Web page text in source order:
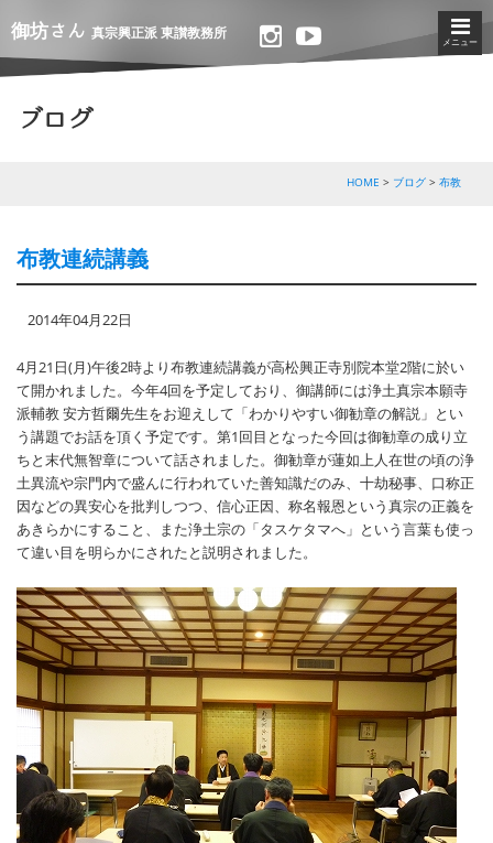
メニュー
御坊さん 真宗興正派 東讃教務所
ブログ
HOME ブログ 布教
布教連続講義
2014年04月22日
4月21日(月)午後2時より布教連続講義が高松興正寺別院本堂2階に於い
て開かれました。今年4回を予定しており、御講師には浄土真宗本願寺
派輔教 安方哲爾先生をお迎えして「わかりやすい御勧章の解説」とい
う講題でお話を頂く予定です。第1回目となった今回は御勧章の成り立
ちと末代無智章について話されました。御勧章が蓮如上人在世の頃の浄
土異流や宗門内で盛んに行われていた善知識だのみ、十劫秘事、口称正
因などの異安心を批判しつつ、信心正因、称名報恩という真宗の正義を
あきらかにすること、また浄土宗の「タスケタマへ」という言葉も使っ
て違い目を明らかにされたと説明されました。